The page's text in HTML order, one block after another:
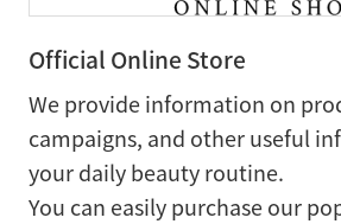
Official Online Store
We provide information on
campaigns, and other useful
your daily beauty routine.
You can easily purchase our